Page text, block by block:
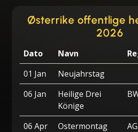
Østerrike offentlige
2026
Dato Navn
01 Jan
Neujahrstag
06 Jan
Heilige Drei
Könige
06 Apr Ostermontag